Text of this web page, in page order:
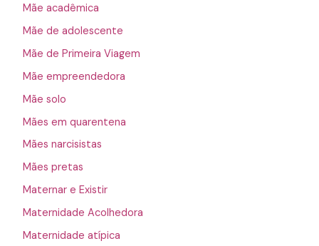
Mãe acadêmica
Mãe de adolescente
Mãe de Primeira Viagem
Mãe empreendedora
Mãe solo
Mães em quarentena
Mães narcisistas
Mães pretas
Maternar e Existir
Maternidade Acolhedora
Maternidade atípica